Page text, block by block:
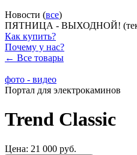
Новости (все)
ПЯТНИЦА - ВЫХОДНОЙ!
Как купить?
Почему у нас?
← Все товары
фото - видео
Портал для электрокаминов
Trend Classic
Цена: 21 000 руб.